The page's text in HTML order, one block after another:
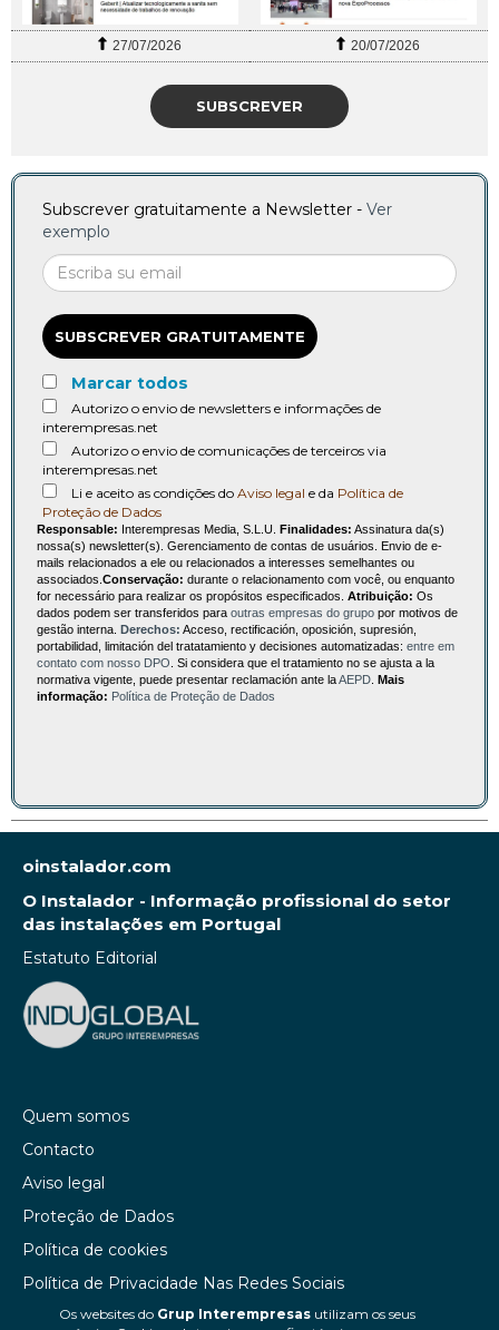
Os websites do Grup Interempresasutilizam os seus
27/07/2026 20/07/2026
SUBSCREVER
Subscrever gratuitamente a Newsletter - Ver
exemplo
SUBSCREVER GRATUITAMENTE
Marcar todos
Autorizo o envio de newsletters e informações de
interempresas.net
Autorizo o envio de comunicações de terceiros via
interempresas.net
Li e aceito as condições do Aviso legal e da Política de
Proteção de Dados
Responsable: Interempresas Media, S.L.U. Finalidades: Assinatura da(s)
nossa(s) newsletter(s). Gerenciamento de contas de usuários. Envio de e-
mails relacionados a ele ou relacionados a interesses semelhantes ou
associados. Conservação: durante o relacionamento com você, ou enquanto
for necessário para realizar os propósitos especificados. Atribuição: Os
dados podem ser transferidos para outras empresas do grupo por motivos de
gestão interna. Derechos: Acceso, rectificación, oposición, supresión,
portabilidad, limitación del tratatamiento y decisiones automatizadas: entre em
contato com nosso DPO . Si considera que el tratamiento no se ajusta a la
normativa vigente, puede presentar reclamación ante laAEPD Mais
informação: Política de Proteção de Dados
oinstalador.com
O Instalador - Informação profissional do setor
das instalações em Portugal
Estatuto Editorial
Quem somos
Contacto
Aviso legal
Proteção de Dados
Política de cookies
Política de Privacidade Nas Redes Sociais
Canal de denúncias